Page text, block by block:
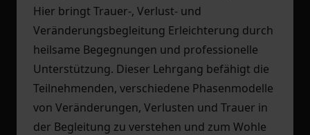
Hier bringt Trauer-, Verlust- und
Veränderungsbegleitung Erleichterung durch
heilsame Begegnungen und professionelle
Unterstützung. Dieser Lehrgang befähigt die
Teilnehmenden, verschiedene Phasenmodelle
von Veränderungen, Verlusten und Trauer in
der Begleitung zu verstehen und zum Wohle